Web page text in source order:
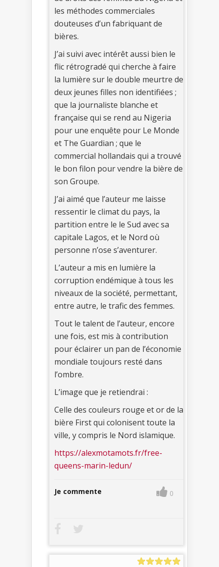
les méthodes commerciales
douteuses d’un fabriquant de
bières.
J’ai suivi avec intérêt aussi bien le
flic rétrogradé qui cherche à faire
la lumière sur le double meurtre de
deux jeunes filles non identifiées ;
que la journaliste blanche et
française qui se rend au Nigeria
pour une enquête pour Le Monde
et The Guardian ; que le
commercial hollandais qui a trouvé
le bon filon pour vendre la bière de
son Groupe.
J’ai aimé que l’auteur me laisse
ressentir le climat du pays, la
partition entre le le Sud avec sa
capitale Lagos, et le Nord où
personne n’ose s’aventurer.
L’auteur a mis en lumière la
corruption endémique à tous les
niveaux de la société, permettant,
entre autre, le trafic des femmes.
Tout le talent de l’auteur, encore
une fois, est mis à contribution
pour éclairer un pan de l’économie
mondiale toujours resté dans
l’ombre.
L’image que je retiendrai :
Celle des couleurs rouge et or de la
bière First qui colonisent toute la
ville, y compris le Nord islamique.
https://alexmotamots.fr/free-
queens-marin-ledun/
Je commente 0